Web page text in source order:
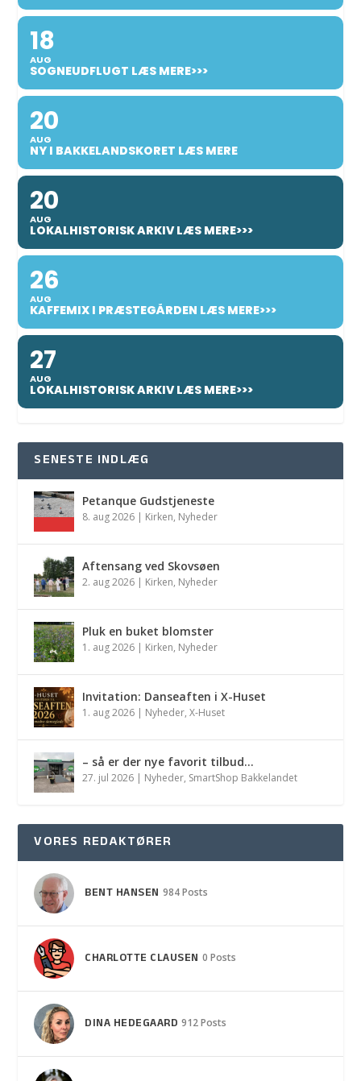
18
AUG
SOGNEUDFLUGT LÆS MERE>>>
20
AUG
NY I BAKKELANDSKORET LÆS MERE
20
AUG
LOKALHISTORISK ARKIV LÆS MERE>>>
26
AUG
KAFFEMIX I PRÆSTEGÅRDEN LÆS MERE>>>
27
AUG
LOKALHISTORISK ARKIV LÆS MERE>>>
SENESTE INDLÆG
Petanque Gudstjeneste
8. aug 2026 | Kirken, Nyheder
Aftensang ved Skovsøen
2. aug 2026 | Kirken, Nyheder
Pluk en buket blomster
1. aug 2026 | Kirken, Nyheder
Invitation: Danseaften i X-Huset
1. aug 2026 | Nyheder,X-Huset
– så er der nye favorit tilbud…
27. jul 2026 | Nyheder, SmartShop Bakkelandet
VORES REDAKTØRER
BENT HANSEN 984 Posts
CHARLOTTE CLAUSEN 0 Posts
DINA HEDEGAARD 912 Posts